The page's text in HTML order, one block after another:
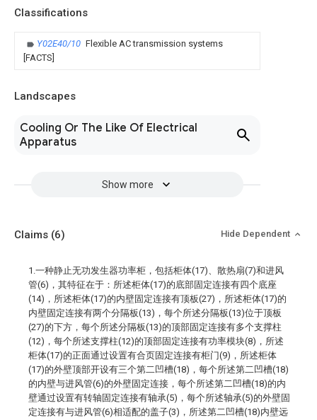
Classifications
Y02E40/10 Flexible AC transmission systems
[FACTS]
Landscapes
Cooling Or The Like Of Electrical
Apparatus
Show more
Claims (6) Hide Dependent
1.一种静止无功发生器功率柜，包括柜体(17)、散热扇(7)和进风
管(6)，其特征在于：所述柜体(17)的底部固定连接有四个底座
(14)，所述柜体(17)的内壁固定连接有顶板(27)，所述柜体(17)的
内壁固定连接有两个分隔板(13)，每个所述分隔板(13)位于顶板
(27)的下方，每个所述分隔板(13)的顶部固定连接有多个支撑柱
(12)，每个所述支撑柱(12)的顶部固定连接有功率模块(8)，所述
柜体(17)的正面通过设置有合页固定连接有柜门(9)，所述柜体
(17)的外壁顶部开设有三个第二凹槽(18)，每个所述第二凹槽(18)
的内壁与进风管(6)的外壁固定连接，每个所述第二凹槽(18)的内
壁通过设置有转轴固定连接有轴承(5)，每个所述轴承(5)的外壁固
定连接有与进风管(6)相适配的盖子(3)，所述第二凹槽(18)内壁远